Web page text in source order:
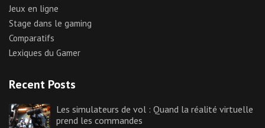
Jeux en ligne
Stage dans le gaming
Comparatifs
Lexiques du Gamer
Recent Posts
Les simulateurs de vol : Quand la réalité virtuelle
prend les commandes